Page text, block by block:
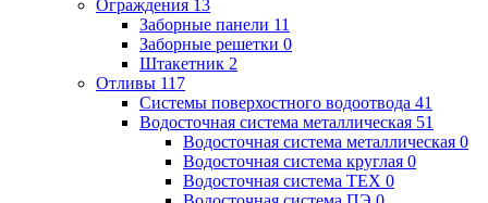
Ограждения 13
Заборные панели 11
Заборные решетки 0
Штакетник 2
Отливы 117
Системы поверхостного водоотвода 41
Водосточная система металлическая 51
Водосточная система металлическая 0
Водосточная система круглая 0
Водосточная система ТЕХ 0